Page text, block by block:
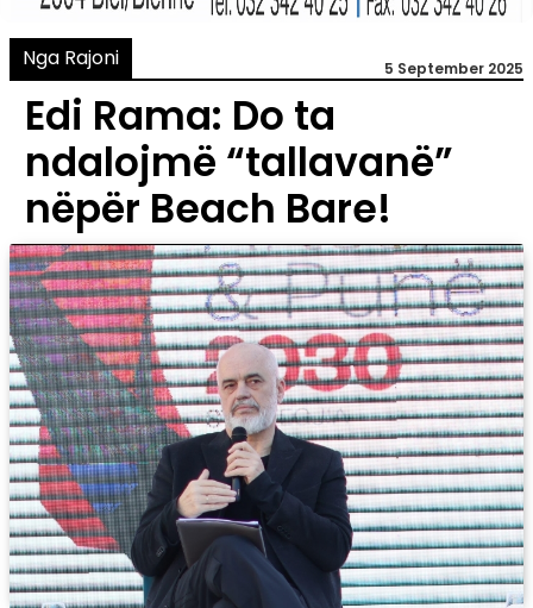
Nga Rajoni 5 September 2025
Edi Rama: Do ta
ndalojmë “tallavanë”
nëpër Beach Bare!